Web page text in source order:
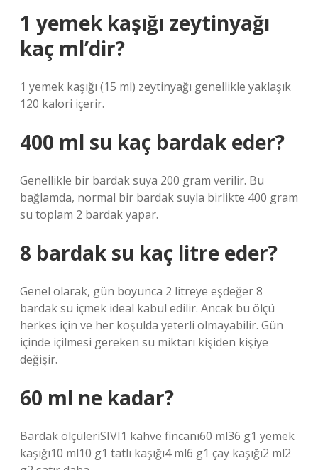
1 yemek kaşığı zeytinyağı
kaç ml’dir?
1 yemek kaşığı (15 ml) zeytinyağı genellikle yaklaşık
120 kalori içerir.
400 ml su kaç bardak eder?
Genellikle bir bardak suya 200 gram verilir. Bu
bağlamda, normal bir bardak suyla birlikte 400 gram
su toplam 2 bardak yapar.
8 bardak su kaç litre eder?
Genel olarak, gün boyunca 2 litreye eşdeğer 8
bardak su içmek ideal kabul edilir. Ancak bu ölçü
herkes için ve her koşulda yeterli olmayabilir. Gün
içinde içilmesi gereken su miktarı kişiden kişiye
değişir.
60 ml ne kadar?
Bardak ölçüleriSIVI1 kahve fincanı60 ml36 g1 yemek
kaşığı10 ml10 g1 tatlı kaşığı4 ml6 g1 çay kaşığı2 ml2